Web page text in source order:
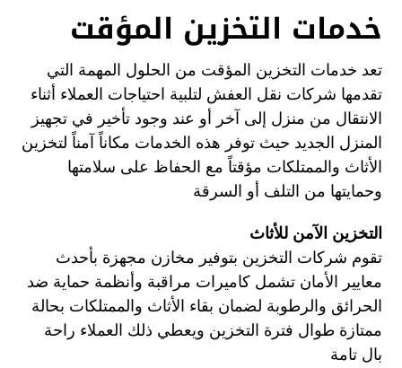
خدمات التخزين المؤقت
تعد خدمات التخزين المؤقت من الحلول المهمة التي
تقدمها شركات نقل العفش لتلبية احتياجات العملاء أثناء
الانتقال من منزل إلى آخر أو عند وجود تأخير في تجهيز
المنزل الجديد حيث توفر هذه الخدمات مكاناً آمناً لتخزين
الأثاث والممتلكات مؤقتاً مع الحفاظ على سلامتها
وحمايتها من التلف أو السرقة
التخزين الآمن للأثاث
تقوم شركات التخزين بتوفير مخازن مجهزة بأحدث
معايير الأمان تشمل كاميرات مراقبة وأنظمة حماية ضد
الحرائق والرطوبة لضمان بقاء الأثاث والممتلكات بحالة
ممتازة طوال فترة التخزين ويعطي ذلك العملاء راحة
بال تامة